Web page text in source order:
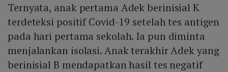
Ternyata, anak pertama Adek berinisial K
terdeteksi positif Covid-19 setelah tes antigen
pada hari pertama sekolah. Ia pun diminta
menjalankan isolasi. Anak terakhir Adek yang
berinisial B mendapatkan hasil tes negatif